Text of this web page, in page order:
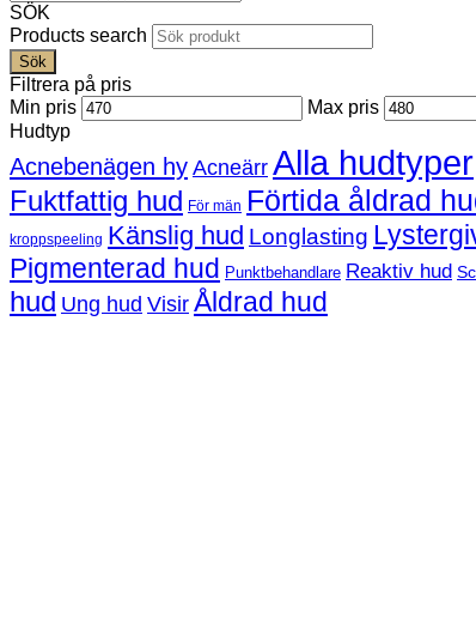
SÖK
Products search
Sök
Filtrera på pris
Min pris
Max pris
Hudtyp
Acnebenägen hy Acneärr Alla hudtyper
Fuktfattig hud För män Förtida åldrad
kroppspeeling Känslig hud Longlasting
Pigmenterad hud Punktbehandlare Reaktiv hud
hud Ung hud VisirÅldrad hud